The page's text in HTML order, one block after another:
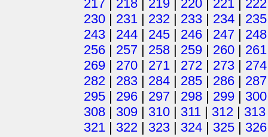
217 | 218 | 219 | 220 | 221 | 222
230 | 231 | 232 | 233 | 234 | 235
243 | 244 | 245 | 246 | 247 | 248
256 | 257 | 258 | 259 | 260 | 261
269 | 270 | 271 | 272 | 273 | 274
282 | 283 | 284 | 285 | 286 | 287
295 | 296 | 297 | 298 | 299 | 300
308 | 309 | 310 | 311 | 312 | 313
321 | 322 | 323 | 324 | 325 | 326